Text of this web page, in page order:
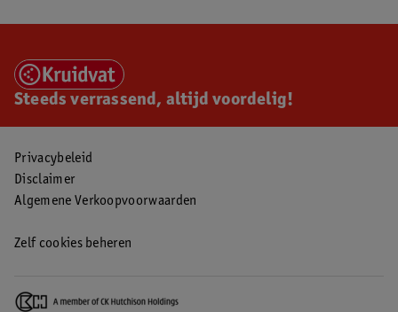
Steeds verrassend, altijd voordelig!
Privacybeleid
Disclaimer
Algemene Verkoopvoorwaarden
Zelf cookies beheren